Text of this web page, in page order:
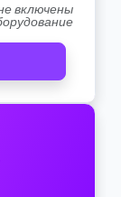
включены